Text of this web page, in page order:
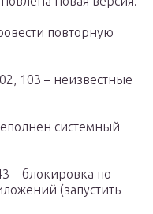
повторную
103 – неизвестные
системный
– блокировка по
(запустить